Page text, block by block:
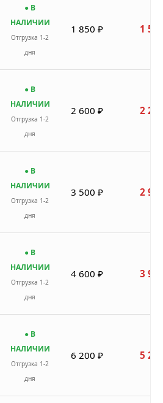
● В
НАЛИЧИИ
Отгрузка 1-2
дня
1 850 ₽ 1
● В
НАЛИЧИИ
Отгрузка 1-2
дня
2 600 ₽ 2
● В
НАЛИЧИИ
Отгрузка 1-2
дня
3 500 ₽ 2
● В
НАЛИЧИИ
Отгрузка 1-2
дня
4 600 ₽ 3
● В
НАЛИЧИИ
Отгрузка 1-2
дня
6 200 ₽ 5